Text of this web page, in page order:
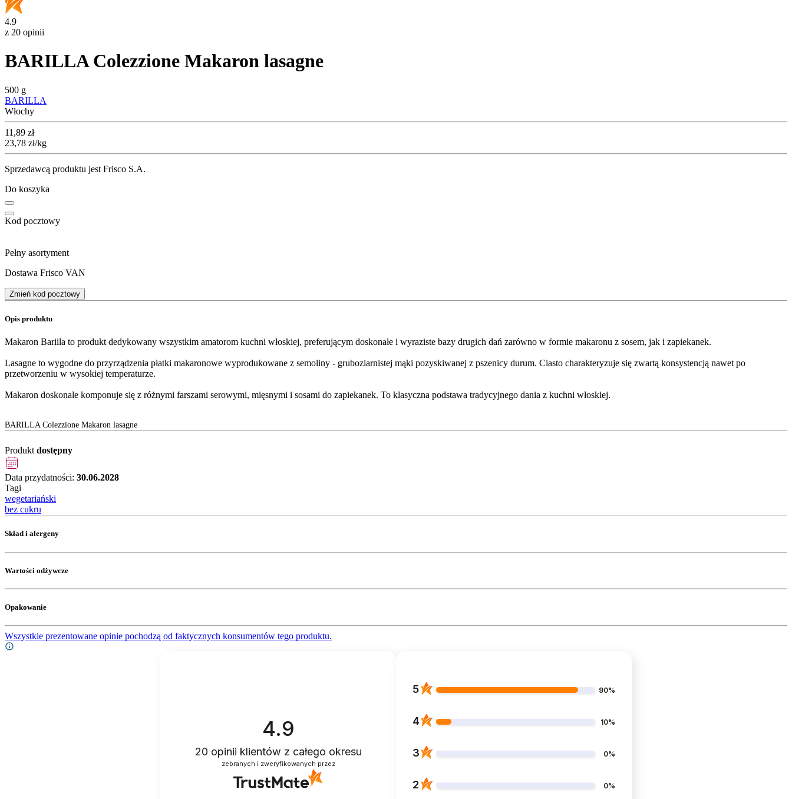
4.9
z 20 opinii
BARILLA Colezzione Makaron lasagne
500 g
BARILLA
Włochy
Cena
11,89 zł
23,78 zł/kg
Sprzedawcą produktu jest Frisco S.A.
Do koszyka
Kod pocztowy
Pełny asortyment
Dostawa Frisco VAN
Zmień kod pocztowy
Opis produktu
Makaron Bariila to produkt dedykowany wszystkim amatorom kuchni włoskiej, preferującym doskonałe i wyraziste bazy drugich dań zarówno w formie makaronu z sosem, jak i zapiekanek.
Lasagne to wygodne do przyrządzenia płatki makaronowe wyprodukowane z semoliny - gruboziarnistej mąki pozyskiwanej z pszenicy durum. Ciasto charakteryzuje się zwartą konsystencją nawet po
przetworzeniu w wysokiej temperaturze.
Makaron doskonale komponuje się z różnymi farszami serowymi, mięsnymi i sosami do zapiekanek. To klasyczna podstawa tradycyjnego dania z kuchni włoskiej.
BARILLA Colezzione Makaron lasagne
Produkt dostępny
Data przydatności: 30.06.2028
Tagi
wegetariański
bez cukru
Skład i alergeny
Wartości odżywcze
Opakowanie
Wszystkie prezentowane opinie pochodzą od faktycznych konsumentów tego produktu.
4.9
20 opinii klientów z całego okresu
zebranych i zweryfikowanych przez
5 90%
4 10%
3 0%
2 0%